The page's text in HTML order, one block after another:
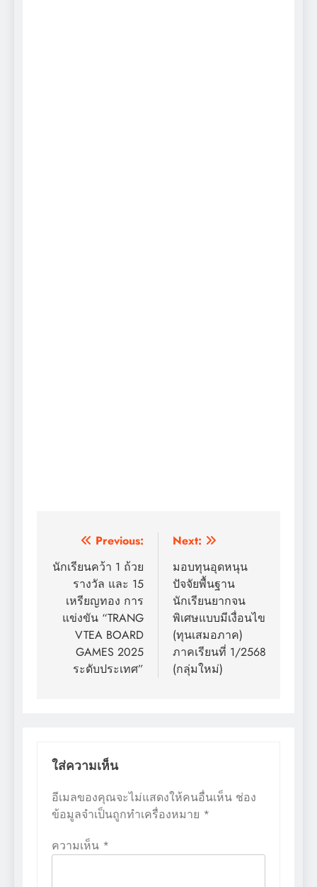
แนะแนว
เรื่อง
Previous:
นักเรียนคว้า 1 ถ้วย
รางวัล และ 15
เหรียญทอง การ
แข่งขัน “TRANG
VTEA BOARD
GAMES 2025
ระดับประเทศ”
Next:
มอบทุนอุดหนุน
ปัจจัยพื้นฐาน
นักเรียนยากจน
พิเศษแบบมีเงื่อนไข
(ทุนเสมอภาค)
ภาคเรียนที่ 1/2568
(กลุ่มใหม่)
ใส่ความเห็น
อีเมลของคุณจะไม่แสดงให้คนอื่นเห็น ช่อง
ข้อมูลจำเป็นถูกทำเครื่องหมาย *
ความเห็น *